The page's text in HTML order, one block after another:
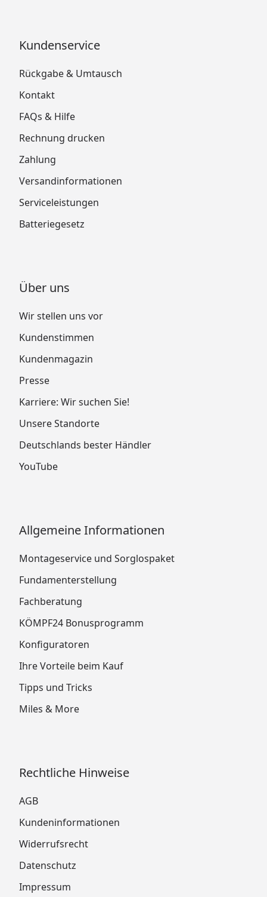
Kundenservice
Rückgabe & Umtausch
Kontakt
FAQs & Hilfe
Rechnung drucken
Zahlung
Versandinformationen
Serviceleistungen
Batteriegesetz
Über uns
Wir stellen uns vor
Kundenstimmen
Kundenmagazin
Presse
Karriere: Wir suchen Sie!
Unsere Standorte
Deutschlands bester Händler
YouTube
Allgemeine Informationen
Montageservice und Sorglospaket
Fundamenterstellung
Fachberatung
KÖMPF24 Bonusprogramm
Konfiguratoren
Ihre Vorteile beim Kauf
Tipps und Tricks
Miles & More
Rechtliche Hinweise
AGB
Kundeninformationen
Widerrufsrecht
Datenschutz
Impressum